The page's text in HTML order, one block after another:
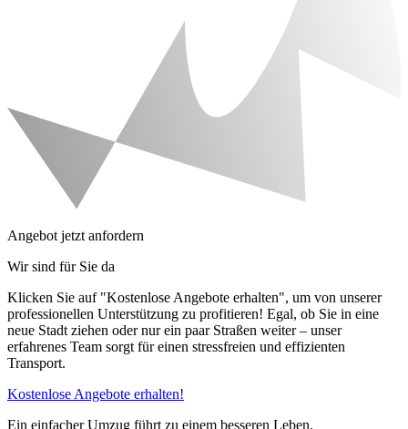
Angebot jetzt anfordern
Wir sind für Sie da
Klicken Sie auf "Kostenlose Angebote erhalten", um von unserer
professionellen Unterstützung zu profitieren! Egal, ob Sie in eine
neue Stadt ziehen oder nur ein paar Straßen weiter – unser
erfahrenes Team sorgt für einen stressfreien und effizienten
Transport.
Kostenlose Angebote erhalten!
Ein einfacher Umzug führt zu einem besseren Leben.